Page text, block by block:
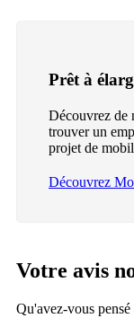
Prêt à
Découvrez de
trouver un
projet de
Découvrez
Votre avis
Qu'avez-vous